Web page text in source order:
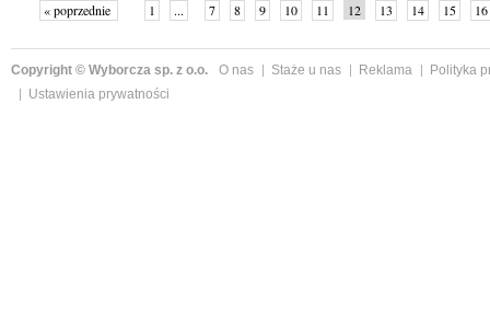
« poprzednie 1 ... 7 8 9 10 11 12 13 14 15 16
Copyright © Wyborcza sp. z o.o. O nas Staże u nas Reklama
Polityka
Ustawienia prywatności